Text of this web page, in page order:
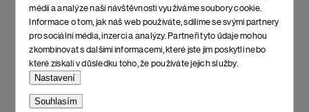
médií a analýze naší návštěvnosti využíváme soubory cookie.
Informace o tom, jak náš web používáte, sdílíme se svými partnery
pro sociální média, inzerci a analýzy. Partneři tyto údaje mohou
zkombinovat s dalšími informacemi, které jste jim poskytli nebo
které získali v důsledku toho, že používáte jejich služby.
Nastavení
Souhlasím